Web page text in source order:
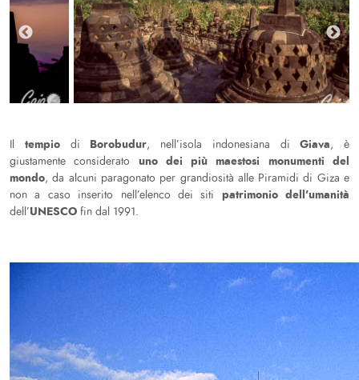
Il tempio di Borobudur, nell’isola indonesiana diGiava, è
giustamente considerato uno dei più maestosi monumenti del
mondo, da alcuni paragonato per grandiosità alle Piramidi di Giza e
non a caso inserito nell’elenco dei siti patrimonio dell’umanità
dell’UNESCO fin dal 1991.